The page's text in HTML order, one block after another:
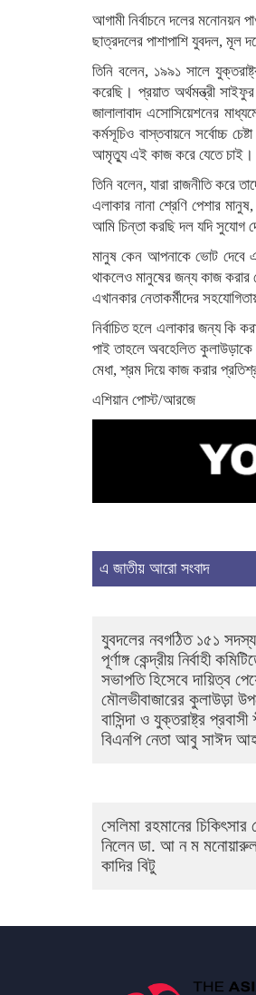
আগামী নির্বাচনে দলের মনোনয়ন
ছাত্রদলের পাশাপাশি যুবদল, মূল
তিনি বলেন, ১৯৯১ সালে
করেছি। প্রয়াত অর্থমন্ত্রী
জালালাবাদ এসোসিয়েশনের
কর্মসূচিও বাস্তবায়নে সর্বোচ্চ
আমৃত্যু এই কাজ করে যেতে চাই।
তিনি বলেন, যারা রাজনীতি করে
এলাকার নানা শ্রেণি পেশার
আমি চিন্তা করছি দল যদি সুযোগ
মানুষ কেন আপনাকে ভোট দেবে
থাকলেও মানুষের জন্য কাজ করার
এখানকার নেতাকর্মীদের
নির্বাচিত হলে এলাকার জন্য কি
পাই তাহলে অবহেলিত কুলাউড়াকে
মেধা, শ্রম দিয়ে কাজ করার
এশিয়ান পোস্ট/আরজে
এ জাতীয় আরো সংবাদ
যুবদলের নবগঠিত ১৫১
পূর্ণাঙ্গ কেন্দ্রীয় নির্বাহী
সভাপতি হিসেবে দায়িত্ব
মৌলভীবাজারের কুলাউড়া
বাসিন্দা ও যুক্তরাষ্ট্র প্রবাসী
বিএনপি নেতা আবু সাঈদ
সেলিমা রহমানের
নিলেন ডা. আ ন ম
কাদির বিটু